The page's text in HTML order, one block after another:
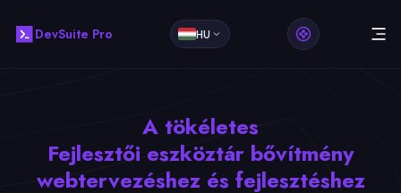
DevSuite Pro HU
A tökéletes
Fejlesztői eszköztár bővítmény
webtervezéshez és fejlesztéshez